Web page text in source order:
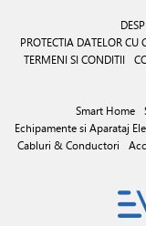
PROTECTIA DATELOR CU
TERMENI SI CONDITII
Smart Home
Echipamente si Aparataj
Cabluri & Conductori